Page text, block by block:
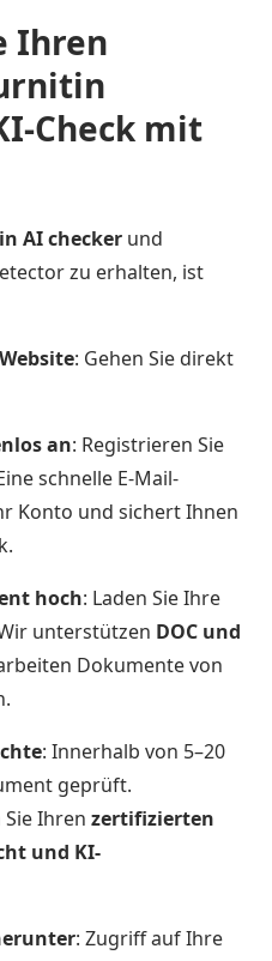
Ihren
Check mit
AI checker und
zu erhalten, ist
: Gehen Sie direkt
an: Registrieren Sie
schnelle E-Mail-
Konto und sichert Ihnen
hoch: Laden Sie Ihre
unterstützen DOC und
Dokumente von
: Innerhalb von 5–20
geprüft.
Ihren zertifizierten
und KI-
: Zugriff auf Ihre